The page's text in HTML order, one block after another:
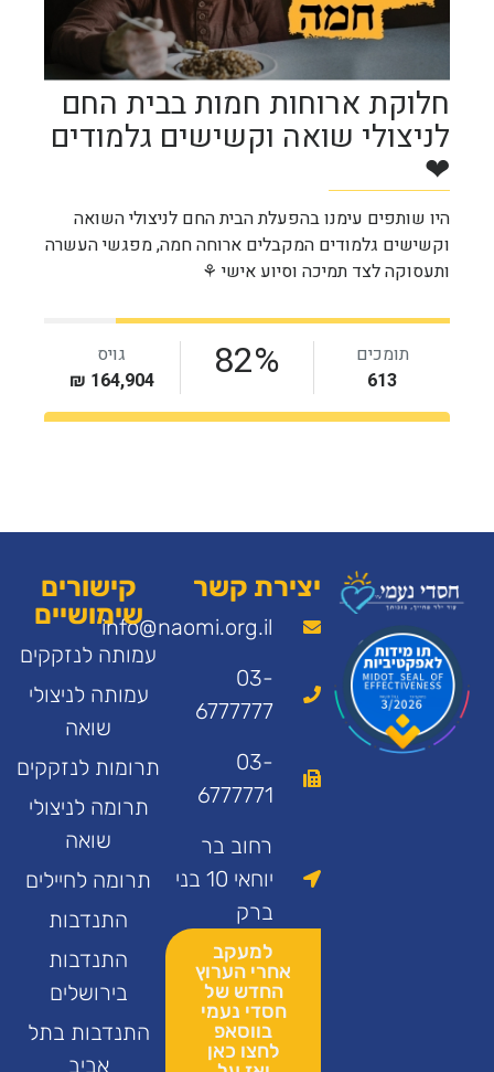
יצירת קשר
info@naomi.org.il
03-
6777777
03-
6777771
רחוב בר
יוחאי 10 בני
ברק
למעקב
אחרי הערוץ
החדש של
חסדי נעמי
בווסאפ
לחצו כאן
קישורים
שימושיים
עמותה לנזקקים
עמותה לניצולי
שואה
תרומות לנזקקים
תרומה לניצולי
שואה
תרומה לחיילים
התנדבות
התנדבות
בירושלים
התנדבות בתל
אביב